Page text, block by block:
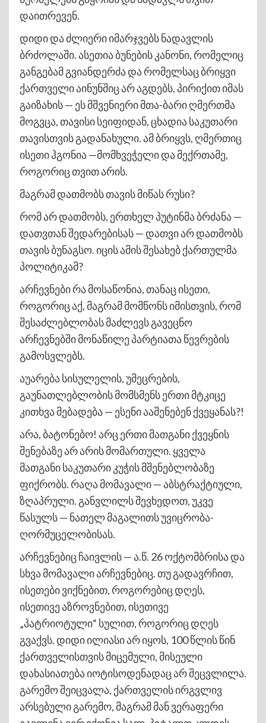
დაითრევენ.
დიდი და ძლიერი იმარჯვებს ნადავლის
ბრძოლაში. ასეთია ბუნების კანონი, რომელიც
განგებამ გვიანდერძა და რომელსაც ბრიყვი
ქართველი აინუნშიც არ აგდებს, პირიქით იმას
გაიზახის — ეს მშვენიერი მთა-ბარი ღმერთმა
მოგვცა, თავისი სეიფიდან, ცხადია საკუთარი
თავისთვის გადანახული. ამ ბრიყვს, ღმერთიც
ისეთი ჰგონია —მომხვეჭელი და მექრთამე,
როგორიც თვით არის.
მაგრამ დათმობს თავის მიწას რუსი?
რომ არ დათმობს, ერთხელ პუტინმა ბრძანა —
დათვთან შედარებისას — დათვი არ დათმობს
თავის ბუნაგსო. იცის ამის შესახებ ქართულმა
პოლიტიკამ?
არჩევნები რა მოსაწონია, თანაც ისეთი,
როგორიც აქ, მაგრამ მომწონს იმისთვის, რომ
შესაძლებლობას მაძლევს გავეცნო
არჩევნებში მონაწილე პარტიათა წევრების
გამოსვლებს.
აუარება სისულელის, უმეცრების,
გაუნათლებლობის მომსმენს ერთი მტკიცე
კითხვა მებადება — ესენი ააშენებენ ქვეყანას?!
არა, ბატონებო! არც ერთი მათგანი ქვეყნის
შენებაზე არ არის მომართული. ყველა
მათგანი საკუთარი კუჭის მშენებლობაზე
ფიქრობს. რაღა მომავალი — აბსტრაქტიული,
ზღაპრული. განვლილს შევხედოთ, უკვე
წასულს — ნათელ მაგალითს უვიცრობა-
ღორმუცელობისას.
არჩევნებიც ჩაივლის — ა.წ. 26 ოქტომბრისა და
სხვა მომავალი არჩევნებიც. თუ გადავრჩით,
ისეთები ვიქნებით, როგორებიც დღეს,
ისეთივე აზროვნებით, ისეთივე
„პატრიოტული“ სულით, როგორიც დღეს
გვაქვს. დიდი ილიასი არ იყოს, 100 წლის წინ
ქართველისთვის მიცემული, მისეული
დახასიათება იოტისოდენადაც არ შეცვლილა.
გარემო შეიცვალა, ქართველის ირგვლივ
არსებული გარემო, მაგრამ მან ვერაფერი